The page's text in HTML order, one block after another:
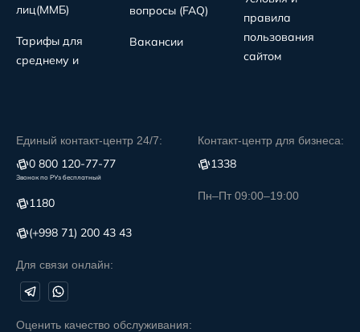
лиц(MMБ)
Тарифы для
среднему и
вопросы (FAQ)
Вакансии
правила
пользования
сайтом
Единый контакт-центр 24/7:
0 800 120-77-77
Звонок по РУз бесплатный
1180
(+998 71) 200 43 43
Для связи онлайн:
Контакт-центр для бизнеса:
1338
Пн–Пт 09:00–19:00
Оценить качество обслуживания: